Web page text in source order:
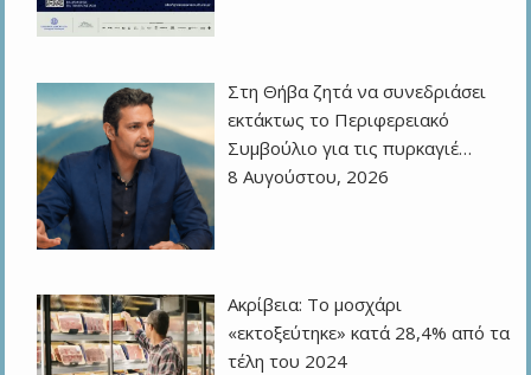
Στη Θήβα ζητά να συνεδριάσει
εκτάκτως το Περιφερειακό
Συμβούλιο για τις πυρκαγιέ…
8 Αυγούστου, 2026
Ακρίβεια: Το μοσχάρι
«εκτοξεύτηκε» κατά 28,4% από τα
τέλη του 2024